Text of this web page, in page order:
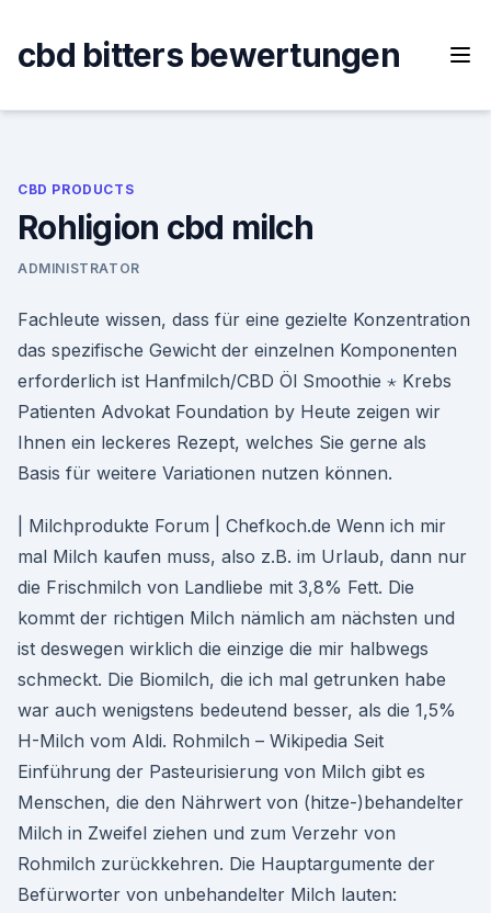
content
cbd bitters bewertungen
CBD PRODUCTS
Rohligion cbd milch
ADMINISTRATOR
Fachleute wissen, dass für eine gezielte Konzentration
das spezifische Gewicht der einzelnen Komponenten
erforderlich ist Hanfmilch/CBD Öl Smoothie ⋆ Krebs
Patienten Advokat Foundation by Heute zeigen wir
Ihnen ein leckeres Rezept, welches Sie gerne als
Basis für weitere Variationen nutzen können.
| Milchprodukte Forum | Chefkoch.de Wenn ich mir
mal Milch kaufen muss, also z.B. im Urlaub, dann nur
die Frischmilch von Landliebe mit 3,8% Fett. Die
kommt der richtigen Milch nämlich am nächsten und
ist deswegen wirklich die einzige die mir halbwegs
schmeckt. Die Biomilch, die ich mal getrunken habe
war auch wenigstens bedeutend besser, als die 1,5%
H-Milch vom Aldi. Rohmilch – Wikipedia Seit
Einführung der Pasteurisierung von Milch gibt es
Menschen, die den Nährwert von (hitze-)behandelter
Milch in Zweifel ziehen und zum Verzehr von
Rohmilch zurückkehren. Die Hauptargumente der
Befürworter von unbehandelter Milch lauten: